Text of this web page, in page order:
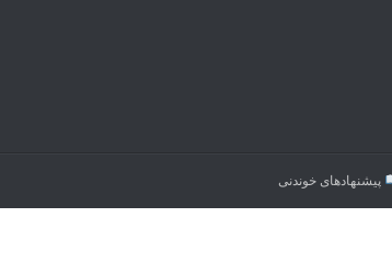
پیشنهاد‌های خوندنی